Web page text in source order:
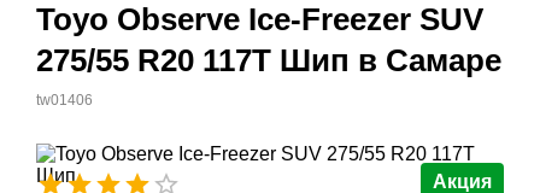
Toyo Observe Ice-Freezer SUV
275/55 R20 117T Шип в Самаре
tw01406
Акция